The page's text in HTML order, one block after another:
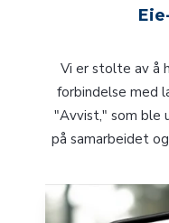
Vi er stolte av å
forbindelse med
"Avvist," som ble
på samarbeidet